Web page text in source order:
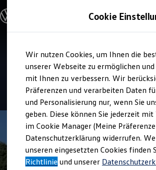
Hauptinhalt
springen
Footer
springen
Modelle & Konfigurator
Nutzfahrzeugkategorien
Modelle konfigurieren
Vorgängermodelle und Oldtimer
Vorgängermodelle
Oldtimer
Bulli Historie
Branchenlösungen & Gewerbekunden
Umbaulösungen und Hersteller
Auf- und Umbauten entdecken &
Groß- und Sonderkunden
Großkunden
Kommunen & Behörden
Journalisten
Sportvereine
Branchenlösungen
Service
Autohaus Burgstaller
4.7| 26 Bewertungen
Cookie
Wir nutzen Cookies, um Ihnen die
unserer Webseite zu ermöglichen
mit Ihnen zu verbessern. Wir
Präferenzen und verarbeiten Daten
und Personalisierung nur, wenn Sie
geben. Diese können Sie jederzeit
im Cookie Manager (Meine
Datenschutzerklärung widerrufen.
unseren eingesetzten Cookies finden
Richtlinie und unserer